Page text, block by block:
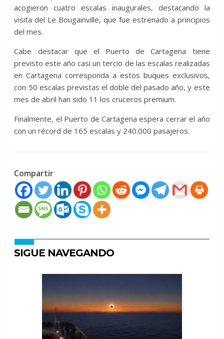
acogieron cuatro escalas inaugurales, destacando la
visita del Le Bougainville, que fue estrenado a principios
del mes.
Cabe destacar que el Puerto de Cartagena tiene
previsto este año casi un tercio de las escalas realizadas
en Cartagena corresponda a estos buques exclusivos,
con 50 escalas previstas el doble del pasado año, y este
mes de abril han sido 11 los cruceros premium.
Finalmente, el Puerto de Cartagena espera cerrar el año
con un récord de 165 escalas y 240.000 pasajeros.
Compartir
SIGUE NAVEGANDO